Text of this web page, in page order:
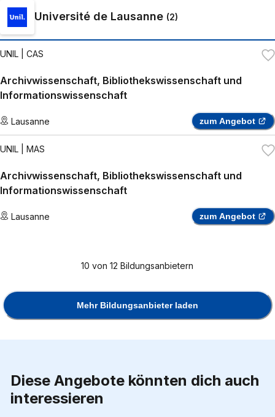
Université de Lausanne (2)
UNIL | CAS
Archivwissenschaft, Bibliothekswissenschaft und
Informationswissenschaft
Lausanne zum Angebot
UNIL | MAS
Archivwissenschaft, Bibliothekswissenschaft und
Informationswissenschaft
Lausanne zum Angebot
10 von 12 Bildungsanbietern
Mehr Bildungsanbieter laden
Diese Angebote könnten dich auch
interessieren